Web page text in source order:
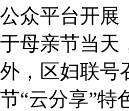
公众平台开展
于母亲节当天
外，区妇联号
节“云分享”特